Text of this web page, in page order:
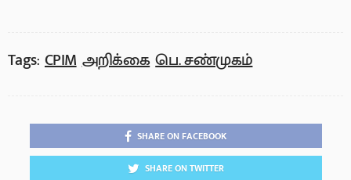
Tags: CPIM அறிக்கை பெ. சண்முகம்
SHARE ON FACEBOOK
SHARE ON TWITTER